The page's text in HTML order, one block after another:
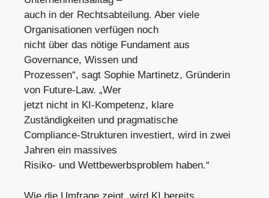
auch in der Rechtsabteilung. Aber viele
Organisationen verfügen noch
nicht über das nötige Fundament aus
Governance, Wissen und
Prozessen“, sagt Sophie Martinetz, Gründerin
von Future-Law. „Wer
jetzt nicht in KI-Kompetenz, klare
Zuständigkeiten und pragmatische
Compliance-Strukturen investiert, wird in zwei
Jahren ein massives
Risiko- und Wettbewerbsproblem haben.“
Wie die Umfrage zeigt, wird KI bereits